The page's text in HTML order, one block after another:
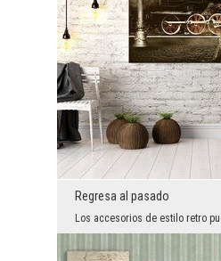
Regresa al pasado